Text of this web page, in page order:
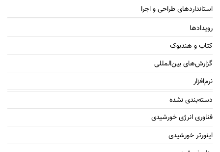
استانداردهای طراحی و اجرا
رویدادها
کتاب و هندبوک
گزارش‌های بین‌المللی
نرم‌افزار
دسته‌بندی نشده
فناوری انرژی خورشیدی
اینورتر خورشیدی